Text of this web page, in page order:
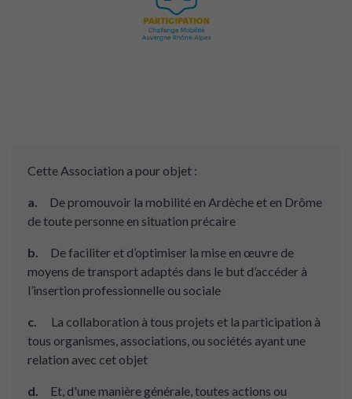
Cette Association a pour objet :
a. De promouvoir la mobilité en Ardèche et en Drôme
de toute personne en situation précaire
b. De faciliter et d’optimiser la mise en œuvre de
moyens de transport adaptés dans le but d’accéder à
l’insertion professionnelle ou sociale
c. La collaboration à tous projets et la participation à
tous organismes, associations, ou sociétés ayant une
relation avec cet objet
d. Et, d'une manière générale, toutes actions ou